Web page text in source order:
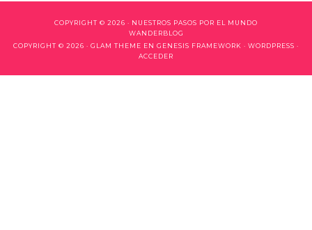
COPYRIGHT © 2026 · NUESTROS PASOS POR EL MUNDO
WANDERBLOG
COPYRIGHT © 2026 · GLAM THEME EN GENESIS FRAMEWORK · WORDPRESS ·
ACCEDER